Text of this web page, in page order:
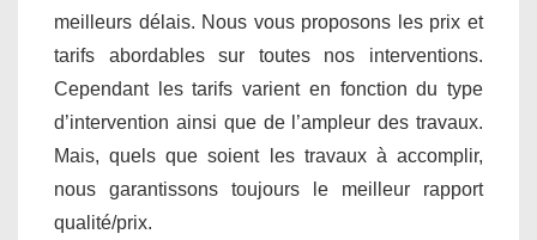
meilleurs délais. Nous vous proposons les prix et
tarifs abordables sur toutes nos interventions.
Cependant les tarifs varient en fonction du type
d’intervention ainsi que de l’ampleur des travaux.
Mais, quels que soient les travaux à accomplir,
nous garantissons toujours le meilleur rapport
qualité/prix.